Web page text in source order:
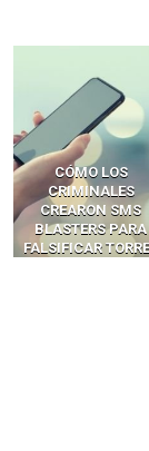
LA BRECHA
INVISIBLE:
LOS AGENTES DE IA
SE CONVIRTIERON
EN LA